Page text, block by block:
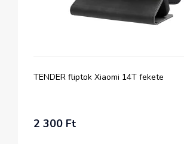
TENDER fliptok Xiaomi 14T fekete
2 300 Ft